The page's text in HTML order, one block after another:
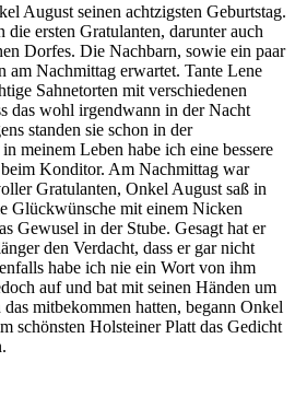
August seinen achtzigsten Geburtstag.
die ersten Gratulanten, darunter auch
Dorfes. Die Nachbarn, sowie ein paar
am Nachmittag erwartet. Tante Lene
Sahnetorten mit verschiedenen
das wohl irgendwann in der Nacht
standen sie schon in der
meinem Leben habe ich eine bessere
Konditor. Am Nachmittag war
Gratulanten, Onkel August saß in
Glückwünsche mit einem Nicken
Gewusel in der Stube. Gesagt hat er
den Verdacht, dass er gar nicht
habe ich nie ein Wort von ihm
auf und bat mit seinen Händen um
mitbekommen hatten, begann Onkel
schönsten Holsteiner Platt das Gedicht